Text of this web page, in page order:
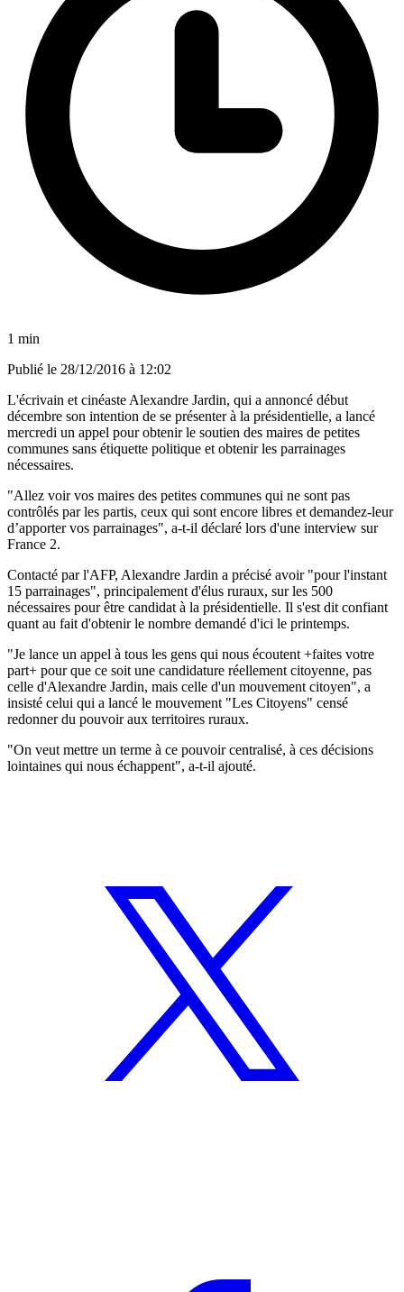
1 min
Publié le 28/12/2016 à 12:02
L'écrivain et cinéaste Alexandre Jardin, qui a annoncé début
décembre son intention de se présenter à la présidentielle, a lancé
mercredi un appel pour obtenir le soutien des maires de petites
communes sans étiquette politique et obtenir les parrainages
nécessaires.
"Allez voir vos maires des petites communes qui ne sont pas
contrôlés par les partis, ceux qui sont encore libres et demandez-leur
d’apporter vos parrainages", a-t-il déclaré lors d'une interview sur
France 2.
Contacté par l'AFP, Alexandre Jardin a précisé avoir "pour l'instant
15 parrainages", principalement d'élus ruraux, sur les 500
nécessaires pour être candidat à la présidentielle. Il s'est dit confiant
quant au fait d'obtenir le nombre demandé d'ici le printemps.
"Je lance un appel à tous les gens qui nous écoutent +faites votre
part+ pour que ce soit une candidature réellement citoyenne, pas
celle d'Alexandre Jardin, mais celle d'un mouvement citoyen", a
insisté celui qui a lancé le mouvement "Les Citoyens" censé
redonner du pouvoir aux territoires ruraux.
"On veut mettre un terme à ce pouvoir centralisé, à ces décisions
lointaines qui nous échappent", a-t-il ajouté.